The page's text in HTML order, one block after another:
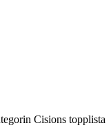
Cisions topplista